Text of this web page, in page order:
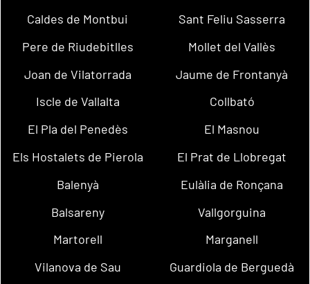
Caldes de Montbui
Sant Feliu Sasserra
Pere de Riudebitlles
Mollet del Vallès
Joan de Vilatorrada
Jaume de Frontanyà
Iscle de Vallalta
Collbató
El Pla del Penedès
El Masnou
Els Hostalets de Pierola
El Prat de Llobregat
Balenyà
Eulàlia de Ronçana
Balsareny
Vallgorguina
Martorell
Marganell
Vilanova de Sau
Guardiola de Berguedà